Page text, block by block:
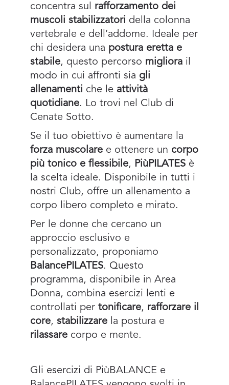
concentra sul rafforzamento dei
muscoli stabilizzatori della colonna
vertebrale e dell’addome. Ideale per
chi desidera una postura eretta e
stabile, questo percorso migliora il
modo in cui affronti sia gli
allenamenti che le attività
quotidiane. Lo trovi nel Club di
Cenate Sotto.
Se il tuo obiettivo è aumentare la
forza muscolare e ottenere un corpo
più tonico e flessibile, PiùPILATES è
la scelta ideale. Disponibile in tutti i
nostri Club, offre un allenamento a
corpo libero completo e mirato.
Per le donne che cercano un
approccio esclusivo e
personalizzato, proponiamo
BalancePILATES. Questo
programma, disponibile in Area
Donna, combina esercizi lenti e
controllati per tonificare, rafforzare il
core, stabilizzare la postura e
rilassare corpo e mente.
Gli esercizi di PiùBALANCE e